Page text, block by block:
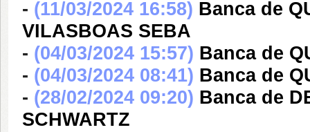
- (11/03/2024 16:58) Banca de
VILASBOAS SEBA
- (04/03/2024 15:57) Banca de
- (04/03/2024 08:41) Banca de
- (28/02/2024 09:20) Banca de
SCHWARTZ